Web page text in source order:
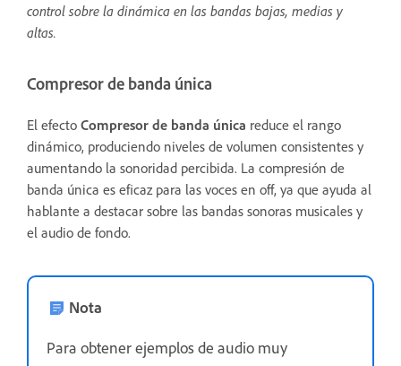
control sobre la dinámica en las bandas bajas, medias y
altas.
Compresor de banda única
El efecto Compresor de banda única reduce el rango
dinámico, produciendo niveles de volumen consistentes y
aumentando la sonoridad percibida. La compresión de
banda única es eficaz para las voces en off, ya que ayuda al
hablante a destacar sobre las bandas sonoras musicales y
el audio de fondo.
Nota
Para obtener ejemplos de audio muy